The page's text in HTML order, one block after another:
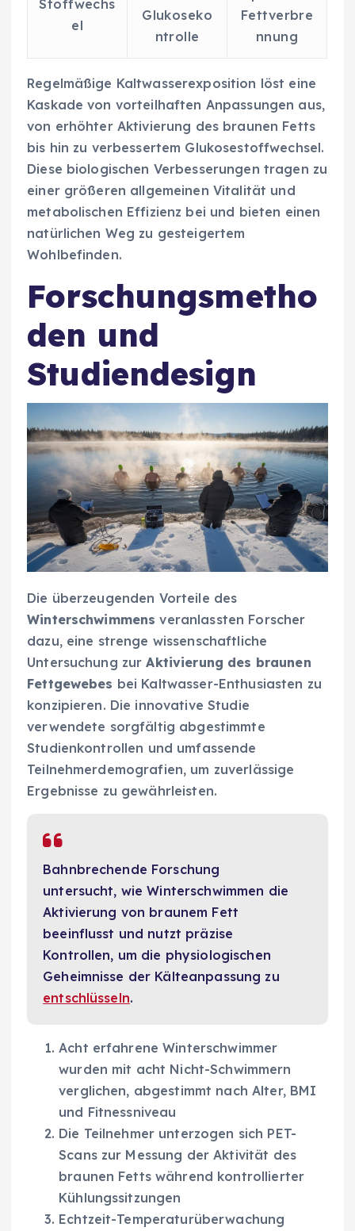
Stoffwechs
el
Glukoseko
ntrolle
Fettverbre
nnung
Regelmäßige Kaltwasserexposition löst eine
Kaskade von vorteilhaften Anpassungen aus,
von erhöhter Aktivierung des braunen Fetts
bis hin zu verbessertem Glukosestoffwechsel.
Diese biologischen Verbesserungen tragen zu
einer größeren allgemeinen Vitalität und
metabolischen Effizienz bei und bieten einen
natürlichen Weg zu gesteigertem
Wohlbefinden.
Forschungsmetho
den und
Studiendesign
Die überzeugenden Vorteile des
Winterschwimmens veranlassten Forscher
dazu, eine strenge wissenschaftliche
Untersuchung zurAktivierung des braunen
Fettgewebes bei Kaltwasser-Enthusiasten zu
konzipieren. Die innovative Studie
verwendete sorgfältig abgestimmte
Studienkontrollen und umfassende
Teilnehmerdemografien, um zuverlässige
Ergebnisse zu gewährleisten.
Bahnbrechende Forschung
untersucht, wie Winterschwimmen die
Aktivierung von braunem Fett
beeinflusst und nutzt präzise
Kontrollen, um die physiologischen
Geheimnisse der Kälteanpassung zu
entschlüsseln.
Acht erfahrene Winterschwimmer
wurden mit acht Nicht-Schwimmern
verglichen, abgestimmt nach Alter, BMI
und Fitnessniveau
Die Teilnehmer unterzogen sich PET-
Scans zur Messung der Aktivität des
braunen Fetts während kontrollierter
Kühlungssitzungen
Echtzeit-Temperaturüberwachung